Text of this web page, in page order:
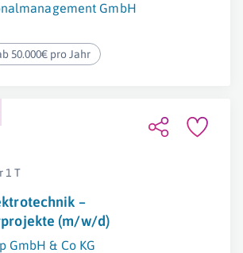
GmbH
50.000€ pro Jahr
1 T
–
(m/w/d)
GmbH & Co KG